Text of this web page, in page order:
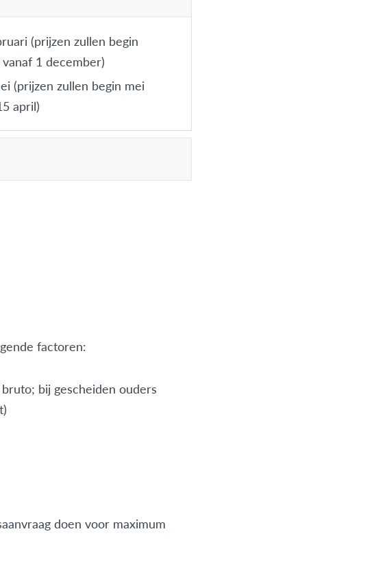
(prijzen zullen begin
1 december)
(prijzen zullen begin mei
april)
kunnen opstarten. De
factoren:
bij gescheiden ouders
doen voor maximum